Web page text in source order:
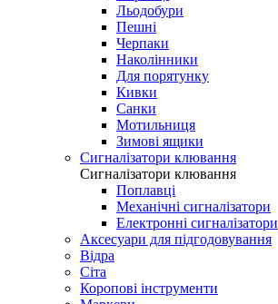
Льодобури
Пешні
Черпаки
Наколінники
Для порятунку
Кивки
Санки
Мотильниця
Зимові ящики
Сигналізатори клювання
Сигналізатори клювання
Поплавці
Механічні сигналізатори
Електронні сигналізатори
Аксесуари для підгодовування
Відра
Сіта
Коропові інструменти